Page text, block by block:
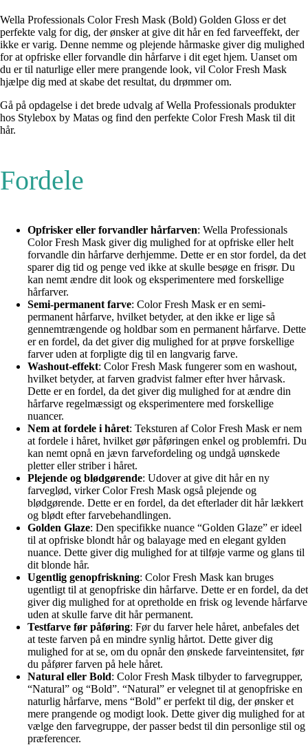
Wella Professionals Color Fresh Mask (Bold) Golden Gloss er det
perfekte valg for dig, der ønsker at give dit hår en fed farveeffekt, der
ikke er varig. Denne nemme og plejende hårmaske giver dig mulighed
for at opfriske eller forvandle din hårfarve i dit eget hjem. Uanset om
du er til naturlige eller mere prangende look, vil Color Fresh Mask
hjælpe dig med at skabe det resultat, du drømmer om.
Gå på opdagelse i det brede udvalg af Wella Professionals produkter
hos Stylebox by Matas og find den perfekte Color Fresh Mask til dit
hår.
Fordele
Opfrisker eller forvandler hårfarven: Wella Professionals
Color Fresh Mask giver dig mulighed for at opfriske eller helt
forvandle din hårfarve derhjemme. Dette er en stor fordel, da det
sparer dig tid og penge ved ikke at skulle besøge en frisør. Du
kan nemt ændre dit look og eksperimentere med forskellige
hårfarver.
Semi-permanent farve: Color Fresh Mask er en semi-
permanent hårfarve, hvilket betyder, at den ikke er lige så
gennemtrængende og holdbar som en permanent hårfarve. Dette
er en fordel, da det giver dig mulighed for at prøve forskellige
farver uden at forpligte dig til en langvarig farve.
Washout-effekt: Color Fresh Mask fungerer som en washout,
hvilket betyder, at farven gradvist falmer efter hver hårvask.
Dette er en fordel, da det giver dig mulighed for at ændre din
hårfarve regelmæssigt og eksperimentere med forskellige
nuancer.
Nem at fordele i håret: Teksturen af Color Fresh Mask er nem
at fordele i håret, hvilket gør påføringen enkel og problemfri. Du
kan nemt opnå en jævn farvefordeling og undgå uønskede
pletter eller striber i håret.
Plejende og blødgørende: Udover at give dit hår en ny
farveglød, virker Color Fresh Mask også plejende og
blødgørende. Dette er en fordel, da det efterlader dit hår lækkert
og blødt efter farvebehandlingen.
Golden Glaze: Den specifikke nuance “Golden Glaze” er ideel
til at opfriske blondt hår og balayage med en elegant gylden
nuance. Dette giver dig mulighed for at tilføje varme og glans til
dit blonde hår.
Ugentlig genopfriskning: Color Fresh Mask kan bruges
ugentligt til at genopfriske din hårfarve. Dette er en fordel, da det
giver dig mulighed for at opretholde en frisk og levende hårfarve
uden at skulle farve dit hår permanent.
Testfarve før påføring: Før du farver hele håret, anbefales det
at teste farven på en mindre synlig hårtot. Dette giver dig
mulighed for at se, om du opnår den ønskede farveintensitet, før
du påfører farven på hele håret.
Natural eller Bold: Color Fresh Mask tilbyder to farvegrupper,
“Natural” og “Bold”. “Natural” er velegnet til at genopfriske en
naturlig hårfarve, mens “Bold” er perfekt til dig, der ønsker et
mere prangende og modigt look. Dette giver dig mulighed for at
vælge den farvegruppe, der passer bedst til din personlige stil og
præferencer.